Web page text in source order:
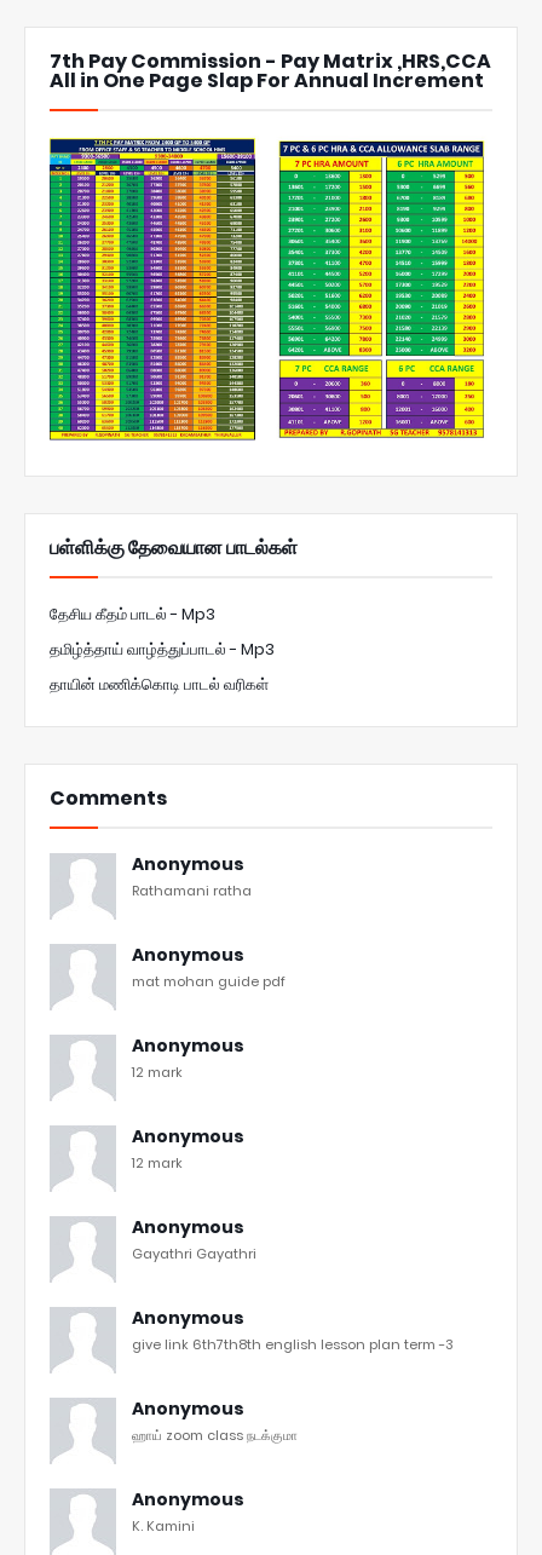
7th Pay Commission - Pay Matrix ,HRS,CCA
All in One Page Slap For Annual Increment
பள்ளிக்கு தேவையான பாடல்கள்
தேசிய கீதம் பாடல் - Mp3
தமிழ்த்தாய் வாழ்த்துப்பாடல் - Mp3
தாயின் மணிக்கொடி பாடல் வரிகள்
Comments
Anonymous
Rathamani ratha
Anonymous
mat mohan guide pdf
Anonymous
12 mark
Anonymous
12 mark
Anonymous
Gayathri Gayathri
Anonymous
give link 6th7th8th english lesson plan term -3
Anonymous
ஹாய் zoom class நடக்குமா
Anonymous
K. Kamini